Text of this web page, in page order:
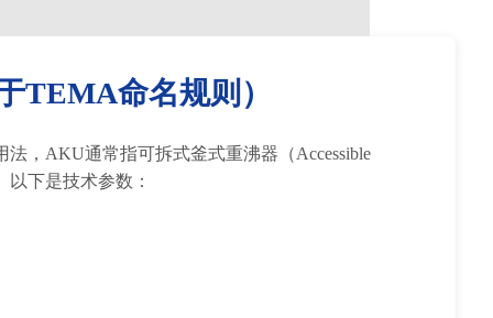
TEMA命名规则）
，AKU通常指可拆式釜式重沸器（Accessible
以下是技术参数：